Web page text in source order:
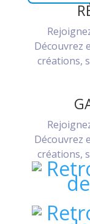
Découvrez
créations,
Découvrez
créations,